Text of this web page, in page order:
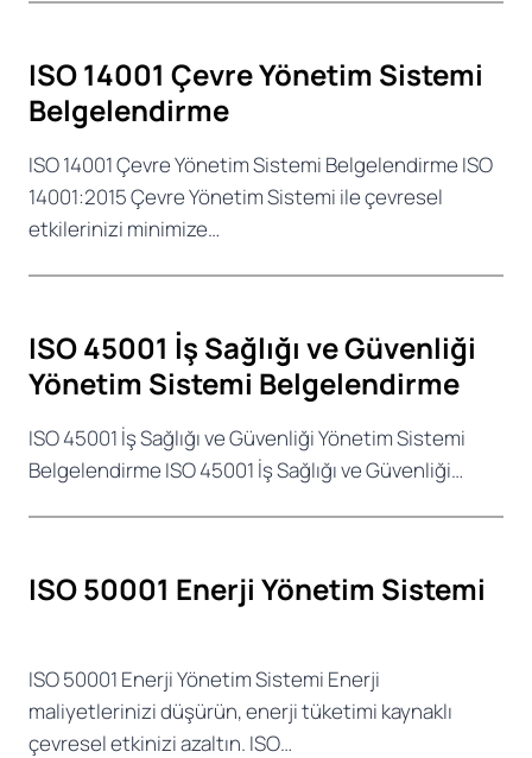
ISO 14001 Çevre Yönetim Sistemi
Belgelendirme
ISO 14001 Çevre Yönetim Sistemi Belgelendirme ISO
14001:2015 Çevre Yönetim Sistemi ile çevresel
etkilerinizi minimize…
ISO 45001 İş Sağlığı ve Güvenliği
Yönetim Sistemi Belgelendirme
ISO 45001 İş Sağlığı ve Güvenliği Yönetim Sistemi
Belgelendirme ISO 45001 İş Sağlığı ve Güvenliği…
ISO 50001 Enerji Yönetim Sistemi
ISO 50001 Enerji Yönetim Sistemi Enerji
maliyetlerinizi düşürün, enerji tüketimi kaynaklı
çevresel etkinizi azaltın. ISO…